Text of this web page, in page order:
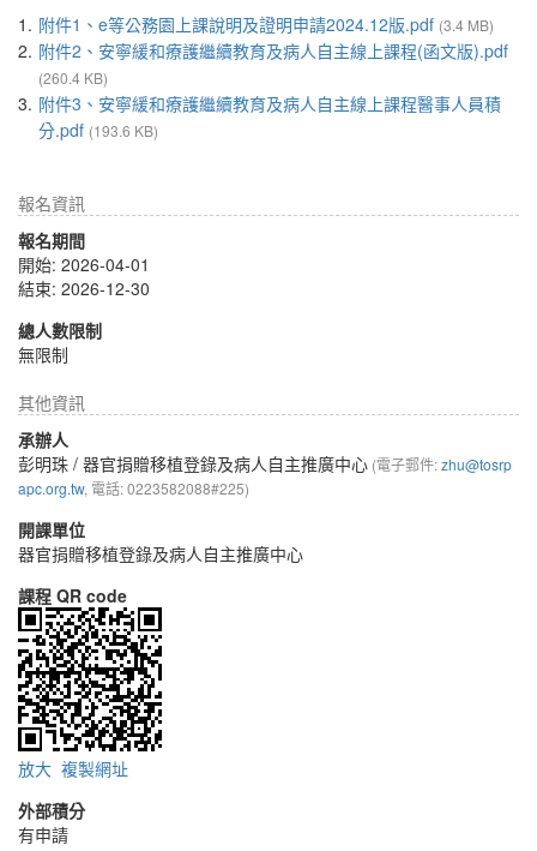
1. 附件1、e等公務園上課說明及證明申請2024.12版.pdf (3.4 MB)
2. 附件2、安寧緩和療護繼續教育及病人自主線上課程(函文版).pdf
(260.4 KB)
3. 附件3、安寧緩和療護繼續教育及病人自主線上課程醫事人員積
分.pdf (193.6 KB)
報名資訊
報名期間
開始: 2026-04-01
結束: 2026-12-30
總人數限制
無限制
其他資訊
承辦人
彭明珠 / 器官捐贈移植登錄及病人自主推廣中心 (電子郵件:zhu@tosrp
apc.org.tw, 電話: 0223582088#225)
開課單位
器官捐贈移植登錄及病人自主推廣中心
課程 QR code
放大 複製網址
外部積分
有申請